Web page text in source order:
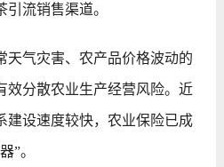
流销售渠道。
气灾害、农产品价格波动的
效分散农业生产经营风险。近
建设速度较快，农业保险已成
”。